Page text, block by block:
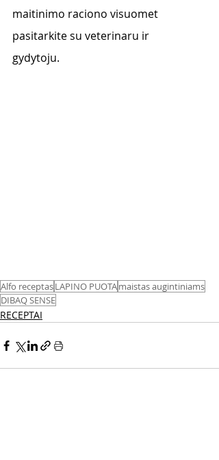
maitinimo raciono visuomet
pasitarkite su veterinaru ir
gydytoju.
Alfo receptasLAPINO PUOTAmaistas augintiniams
DIBAQ SENSE
RECEPTAI